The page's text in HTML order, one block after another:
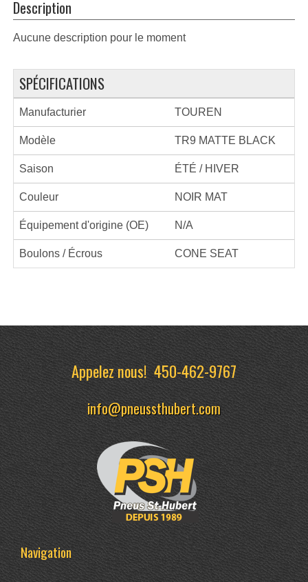
Description
Aucune description pour le moment
SPÉCIFICATIONS
Manufacturier TOUREN
Modèle TR9 MATTE BLACK
Saison ÉTÉ / HIVER
Couleur NOIR MAT
Équipement d'origine (OE) N/A
Boulons / Écrous CONE SEAT
Appelez nous!450-462-9767
info@pneussthubert.com
Navigation